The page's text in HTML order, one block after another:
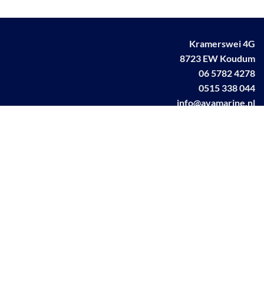
Kramerswei 4G
8723 EW Koudum
06 5782 4278
0515 338 044
info@avamarine.nl